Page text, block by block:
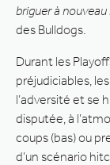
briguer à
des Bulldogs.
Durant les
préjudiciables,
l’adversité et se
disputée, à
coups (bas) ou
d’un scénario